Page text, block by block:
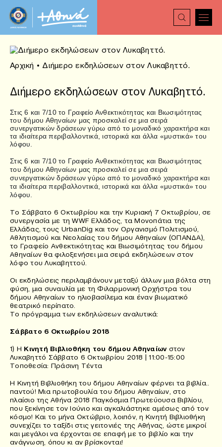
Αρχική • Διήμερο εκδηλώσεων στον Λυκαβηττό.
Διήμερο εκδηλώσεων στον Λυκαβηττό.
Στις 6 και 7/10 το Γραφείο Ανθεκτικότητας και Βιωσιμότητας
του δήμου Αθηναίων μας προσκαλεί σε μια σειρά
συνεργατικών δράσεων γύρω από το μοναδικό χαρακτήρα και
τα ιδιαίτερα περιβαλλοντικά, ιστορικά και άλλα «μυστικά» του
λόφου.
Στις 6 και 7/10 το Γραφείο Ανθεκτικότητας και Βιωσιμότητας
του δήμου Αθηναίων μας προσκαλεί σε μια σειρά
συνεργατικών δράσεων γύρω από το μοναδικό χαρακτήρα και
τα ιδιαίτερα περιβαλλοντικά, ιστορικά και άλλα «μυστικά» του
λόφου.
Το Σάββατο 6 Οκτωβρίου και την Κυριακή 7 Οκτωβρίου, σε
συνεργασία με τη WWF Ελλάδος, τα Μονοπάτια της
Ελλάδας, τους UrbanDig και τον Οργανισμό Πολιτισμού,
Αθλητισμού και Νεολαίας του δήμου Αθηναίων (ΟΠΑΝΔΑ),
το Γραφείο Ανθεκτικότητας και Βιωσιμότητας του δήμου
Αθηναίων θα φιλοξενήσει μια σειρά εκδηλώσεων στον
λόφο του Λυκαβηττού.
Οι εκδηλώσεις περιλαμβάνουν μεταξύ άλλων μια βόλτα στη
φύση, μια συναυλία με τη Φιλαρμονική Ορχήστρα του
δήμου Αθηναίων το ηλιοβασίλεμα και έναν βιωματικό
θεατρικό περίπατο.
Το πρόγραμμα των εκδηλώσεων αναλυτικά:
Σάββατο 6 Οκτωβρίου 2018
1) Η Κινητή Βιβλιοθήκη του δήμου Αθηναίωνστον
Λυκαβηττό Σάββατο 6 Οκτωβρίου 2018 | 11:00-15:00
Τοποθεσία: Πράσινη Τέντα
Η Κινητή Βιβλιοθήκη του δήμου Αθηναίων φέρνει τα βιβλία..
παντού! Μια πρωτοβουλία του δήμου Αθηναίων, στο
πλαίσιο της Αθήνα 2018 Παγκόσμια Πρωτεύουσα Βιβλίου,
που ξεκίνησε τον Ιούνιο και αγκαλιάστηκε αμέσως από τον
κόσμο! Και το μήνα Οκτώβριο, λοιπόν, η Κινητή Βιβλιοθήκη
συνεχίζει το ταξίδι στις γειτονιές της Αθήνας, ώστε μικροί
και μεγάλοι να έρχονται σε επαφή με το βιβλίο και την
ανάγνωση, όπου κι αν βρίσκονται!